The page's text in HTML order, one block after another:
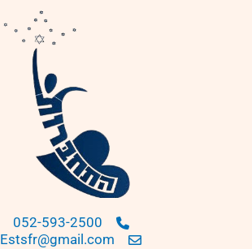
052-593-2500
Estsfr@gmail.com